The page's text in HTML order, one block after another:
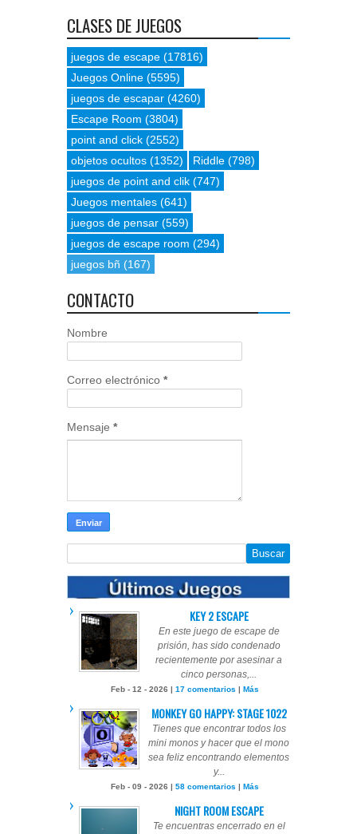
CLASES DE JUEGOS
juegos de escape (17816)
Juegos Online (5595)
juegos de escapar (4260)
Escape Room (3804)
point and click (2552)
objetos ocultos (1352) Riddle (798)
juegos de point and clik (747)
Juegos mentales (641)
juegos de pensar (559)
juegos de escape room (294)
juegos bñ (167)
CONTACTO
Nombre
Correo electrónico *
Mensaje *
KEY 2 ESCAPE
En este juego de escape de
prisión, has sido condenado
recientemente por asesinar a
cinco personas,...
Feb - 12 - 2026 | 17 comentarios | Más
MONKEY GO HAPPY: STAGE 1022
Tienes que encontrar todos los
mini monos y hacer que el mono
sea feliz encontrando elementos
y...
Feb - 09 - 2026 | 58 comentarios | Más
NIGHT ROOM ESCAPE
Te encuentras encerrado en el